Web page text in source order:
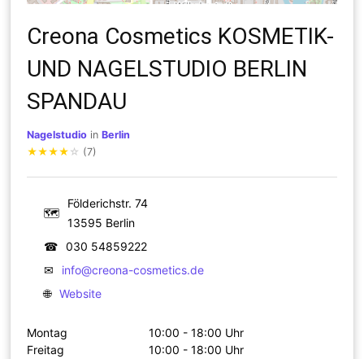
Creona Cosmetics KOSMETIK-
UND NAGELSTUDIO BERLIN
SPANDAU
Nagelstudio inBerlin
★★★★ ☆ (7)
🗺
Földerichstr. 74
13595 Berlin
☎
030 54859222
✉
info@creona-cosmetics.de
🌐 Website
Montag
10:00 - 18:00 Uhr
Freitag
10:00 - 18:00 Uhr